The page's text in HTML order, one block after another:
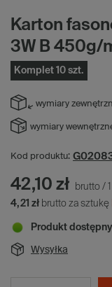
Karton
3W B 450g/
Komplet 10 szt.
wymiary
wymiary
Kod produktu:
42,10 zł brutto / 1
4,21 zł brutto za sztukę
Produkt dostępny
Wysyłka